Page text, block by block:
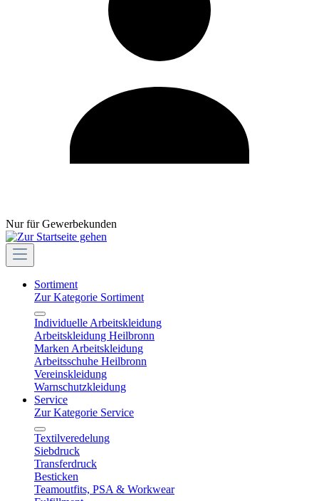
Nur für Gewerbekunden
Sortiment
Zur Kategorie Sortiment
Individuelle Arbeitskleidung
Arbeitskleidung Heilbronn
Marken Arbeitskleidung
Arbeitsschuhe Heilbronn
Vereinskleidung
Warnschutzkleidung
Service
Zur Kategorie Service
Textilveredelung
Siebdruck
Transferdruck
Besticken
Teamoutfits, PSA & Workwear